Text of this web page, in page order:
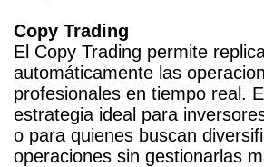
Copy Trading
El Copy Trading permite
automáticamente las
profesionales en tiempo real.
estrategia ideal para
o para quienes buscan
operaciones sin gestionarlas